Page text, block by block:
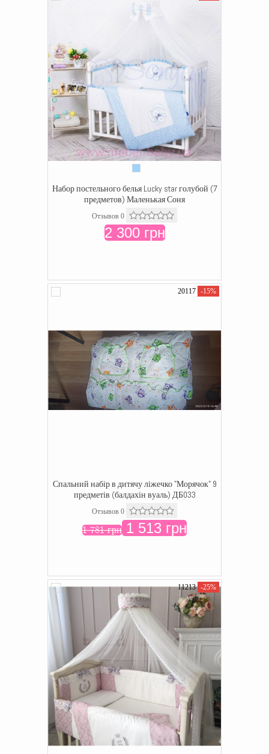
Набор постельного белья Lucky star голубой (7
предметов) Маленькая Соня
Отзывов 0
2 300 грн
20117 -15%
Спальний набір в дитячу ліжечко "Морячок" 9
предметів (балдахін вуаль) ДБ033
Отзывов 0
1 781 грн 1 513 грн
11213 -25%